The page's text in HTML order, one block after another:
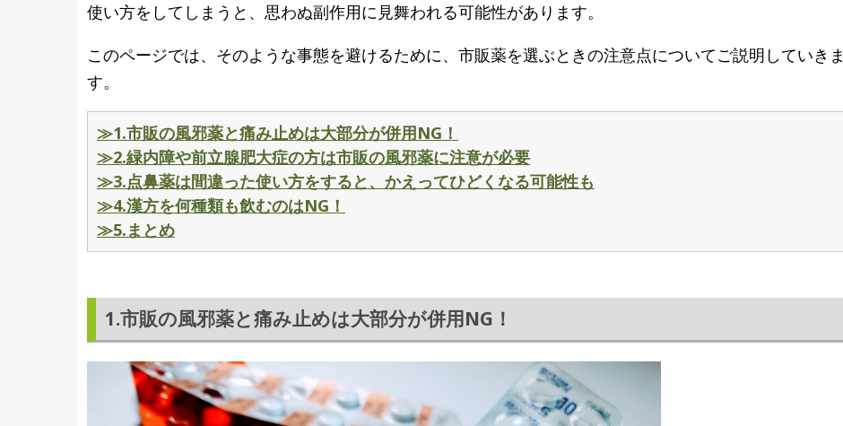
使い方をしてしまうと、思わぬ副作用に見舞われる可能性があります。
このページでは、そのような事態を避けるために、市販薬を選ぶときの注意点についてご説明していきま
す。
≫1.市販の風邪薬と痛み止めは大部分が併用NG！
≫2.緑内障や前立腺肥大症の方は市販の風邪薬に注意が必要
≫3.点鼻薬は間違った使い方をすると、かえってひどくなる可能性も
≫4.漢方を何種類も飲むのはNG！
≫5.まとめ
1.市販の風邪薬と痛み止めは大部分が併用NG！